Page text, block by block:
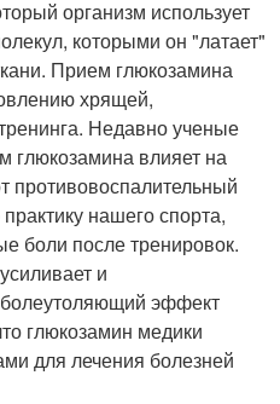
организм использует
которыми он "латает"
Прием глюкозамина
хрящей,
Недавно ученые
глюкозамина влияет на
противовоспалительный
нашего спорта,
боли после тренировок.
и
эффект
глюкозамин медики
для лечения болезней